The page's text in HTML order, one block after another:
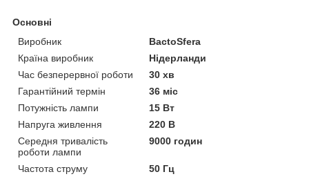
Основні
Виробник
BactoSfera
Країна виробник
Нідерланди
Час безперервної роботи
30 хв
Гарантійний термін
36 міс
Потужність лампи
15 Вт
Напруга живлення
220 В
Середня тривалість
роботи лампи
9000 годин
Частота струму
50 Гц